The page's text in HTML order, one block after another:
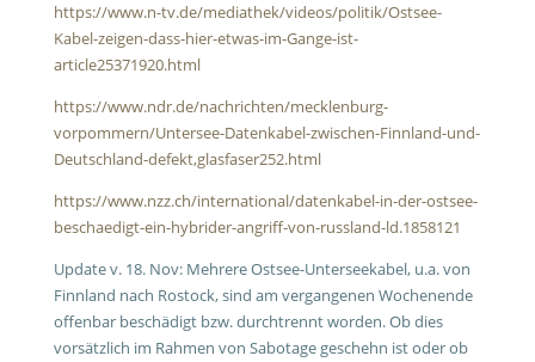
https://www.n-tv.de/mediathek/videos/politik/Ostsee-
Kabel-zeigen-dass-hier-etwas-im-Gange-ist-
article25371920.html
https://www.ndr.de/nachrichten/mecklenburg-
vorpommern/Untersee-Datenkabel-zwischen-Finnland-und-
Deutschland-defekt,glasfaser252.html
https://www.nzz.ch/international/datenkabel-in-der-ostsee-
beschaedigt-ein-hybrider-angriff-von-russland-ld.1858121
Update v. 18. Nov: Mehrere Ostsee-Unterseekabel, u.a. von
Finnland nach Rostock, sind am vergangenen Wochenende
offenbar beschädigt bzw. durchtrennt worden. Ob dies
vorsätzlich im Rahmen von Sabotage geschehn ist oder ob